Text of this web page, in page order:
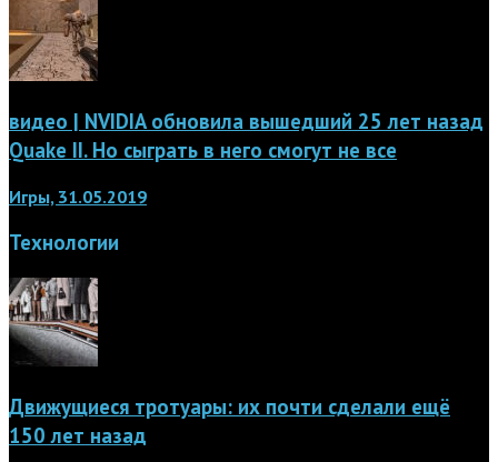
видео | NVIDIA обновила вышедший 25 лет назад
Quake II. Но сыграть в него смогут не все
Игры, 31.05.2019
Технологии
Движущиеся тротуары: их почти сделали ещё
150 лет назад